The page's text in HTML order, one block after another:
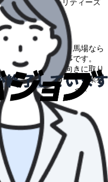
ＪＲＡファシリティーズ
り、除草、清掃 ・馬場なら
係作業のお仕事です。
仕事に対して前向きに取り
歓迎い たします。 【業務
更なし】 ＜＜
/